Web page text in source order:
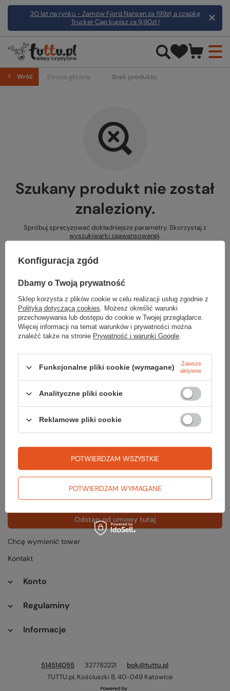
30 lat na rynku - Zamów Fjord Nansen za 199zł, a czapkę
Trucker Cap kupisz za 9,90zł !
Wróć Strona główna Brak produktu
Szukany produkt nie został
znaleziony.
Spróbuj sprecyzować dokładniejsze parametry. Skorzystaj z
wyszukiwarki zaawansowanej.
Szukasz produktu, którego nie mamy w
ofercie?
naszym sklepie, możesz skorzystać ze specjalnego formularza i
przesłać nam opis szukanego przedmiotu. Aby móc to zrobić musisz
zalogowany.
Śledzenie przesyłki
Chcę zareklamować produkt
Odstąp od umowy tutaj
Chcę wymienić towar
Kontakt
Konto
Regulaminy
Informacje
514514055 327782221
bok@tuttu.pl
TUTTU.pl, Kościuszki 8,40-049 Katowice
Konfiguracja zgód
Dbamy o Twoją prywatność
Sklep korzysta z plików cookie w celu realizacji usług zgodnie z
Polityką dotyczącą cookies. Możesz określić warunki
przechowywania lub dostępu do cookie w Twojej przeglądarce.
Więcej informacji na temat warunków i prywatności można
znaleźć także na stronie Prywatność i warunki Google.
Funkcjonalne pliki cookie (wymagane)
Zawsze
aktywne
Analityczne pliki cookie
Reklamowe pliki cookie
POTWIERDZAM WYMAGANE
POTWIERDZAM WSZYSTKIE